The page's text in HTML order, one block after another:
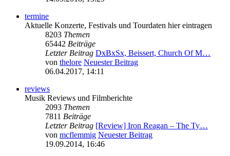
termine
Aktuelle Konzerte, Festivals und Tourdaten hier eintragen
8203 Themen
65442 Beiträge
Letzter Beitrag DxBxSx, Beissert, Church Of M…
von thelore Neuester Beitrag
06.04.2017, 14:11
reviews
Musik Reviews und Filmberichte
2093 Themen
7811 Beiträge
Letzter Beitrag [Review] Iron Reagan – The Ty…
von mcflemmig Neuester Beitrag
19.09.2014, 16:46